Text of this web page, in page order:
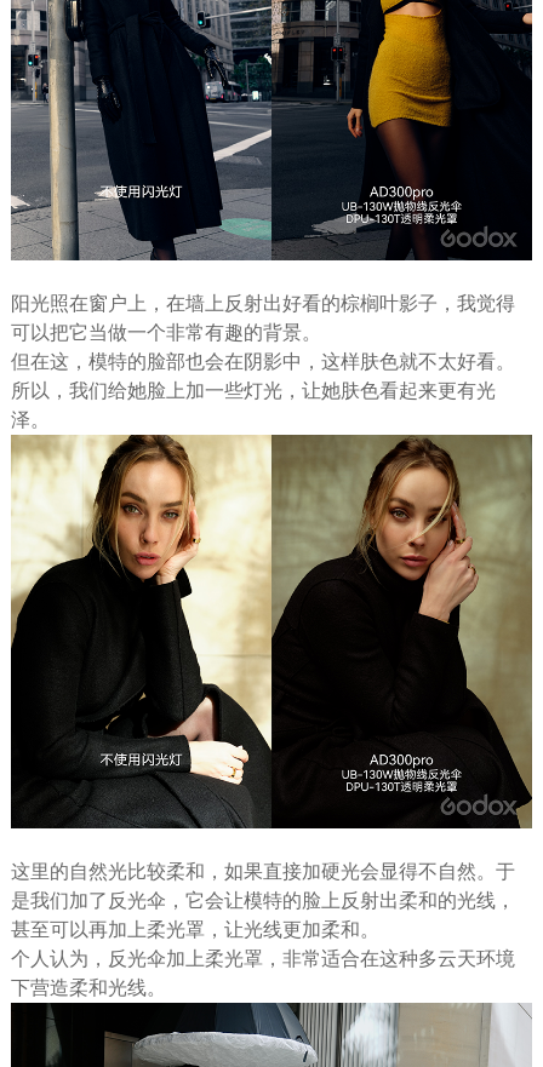
阳光照在窗户上，在墙上反射出好看的棕榈叶影子，我觉得
可以把它当做一个非常有趣的背景。
但在这，模特的脸部也会在阴影中，这样肤色就不太好看。
所以，我们给她脸上加一些灯光，让她肤色看起来更有光
泽。
这里的自然光比较柔和，如果直接加硬光会显得不自然。于
是我们加了反光伞，它会让模特的脸上反射出柔和的光线，
甚至可以再加上柔光罩，让光线更加柔和。
个人认为，反光伞加上柔光罩，非常适合在这种多云天环境
下营造柔和光线。